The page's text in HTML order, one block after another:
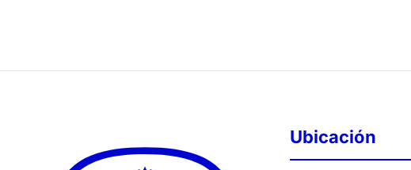
Ubicación